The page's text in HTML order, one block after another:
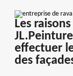
Les
effectuer
des